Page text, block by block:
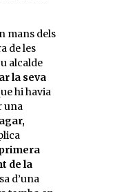
mans dels
de les
alcalde
la seva
hi havia
una
de la
d’una